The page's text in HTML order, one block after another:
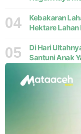
Kecamatan
04
Kebakaran
Hektare Lahan
05
Di Hari
Santuni Anak